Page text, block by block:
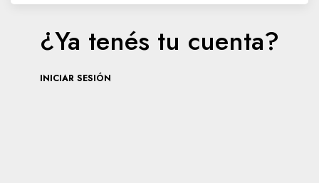
¿Ya tenés tu cuenta?
INICIAR SESIÓN